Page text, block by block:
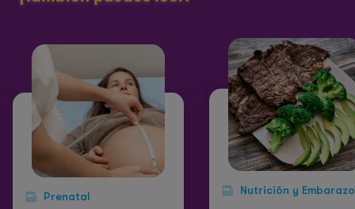
Prenatal Nutrición y Embarazo